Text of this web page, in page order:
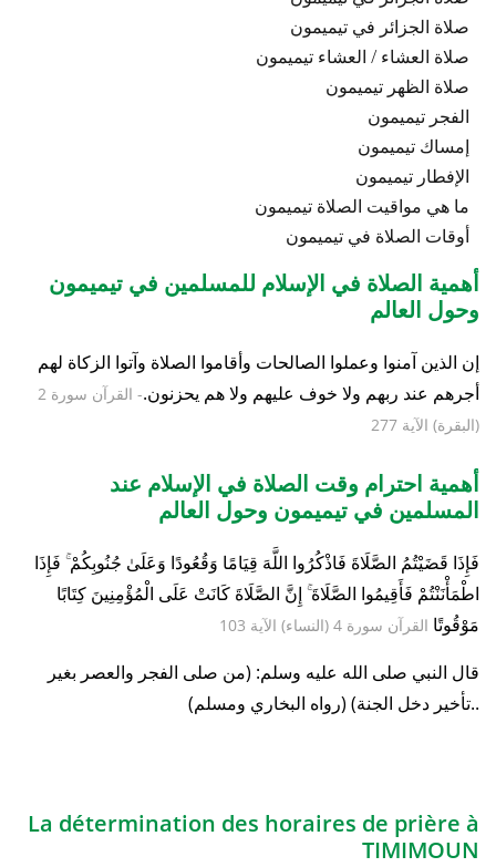
صلاة الجزائر في تيميمون
صلاة العشاء / العشاء تيميمون
صلاة الظهر تيميمون
الفجر تيميمون
إمساك تيميمون
الإفطار تيميمون
ما هي مواقيت الصلاة تيميمون
أوقات الصلاة في تيميمون
أهمية الصلاة في الإسلام للمسلمين في تيميمون
وحول العالم
إن الذين آمنوا وعملوا الصالحات وأقاموا الصلاة وآتوا الزكاة لهم
أجرهم عند ربهم ولا خوف عليهم ولا هم يحزنون.
- القرآن سورة 2
(البقرة) الآية 277
أهمية احترام وقت الصلاة في الإسلام عند
المسلمين في تيميمون وحول العالم
فَإِذَا قَضَيْتُمُ الصَّلَاةَ فَاذْكُرُوا اللَّهَ قِيَامًا وَقُعُودًا وَعَلَىٰ جُنُوبِكُمْ ۚ فَإِذَا
اطْمَأْنَنْتُمْ فَأَقِيمُوا الصَّلَاةَ ۚ إِنَّ الصَّلَاةَ كَانَتْ عَلَى الْمُؤْمِنِينَ كِتَابًا
مَوْقُوتًا القرآن سورة 4 (النساء) الآية 103
قال النبي صلى الله عليه وسلم: (من صلى الفجر والعصر بغير
تأخير دخل الجنة) (رواه البخاري ومسلم)..
La détermination des horaires de prière à
TIMIMOUN